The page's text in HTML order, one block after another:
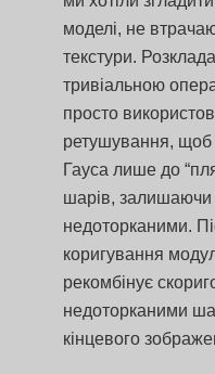
моделі, не
текстури.
тривіальною
просто
ретушування, щоб
Гауса лише до
шарів, залишаючи
недоторканими.
коригування
рекомбінує
недоторканими
кінцевого